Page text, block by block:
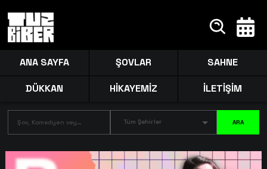
ANA SAYFA ŞOVLAR SAHNE
DÜKKAN HİKAYEMİZ İLETİŞİM
Tüm Şehirler ARA